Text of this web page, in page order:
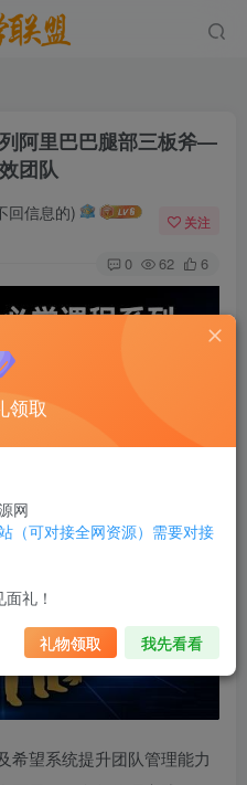
阿里巴巴腿部三板斧—
团队
回信息的) 关注
0 62 6
希望系统提升团队管理能力
领取
网
（可对接全网资源）需要对接
礼！
礼物领取 我先看看